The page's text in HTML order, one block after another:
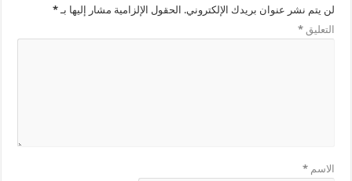
لن يتم نشر عنوان بريدك الإلكتروني. الحقول الإلزامية مشار إليها بـ*
التعليق*
الاسم*